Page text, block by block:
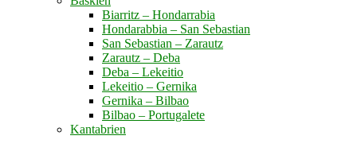
Biarritz – Hondarrabia
Hondarabbia – San Sebastian
San Sebastian – Zarautz
Zarautz – Deba
Deba – Lekeitio
Lekeitio – Gernika
Gernika – Bilbao
Bilbao – Portugalete
Kantabrien